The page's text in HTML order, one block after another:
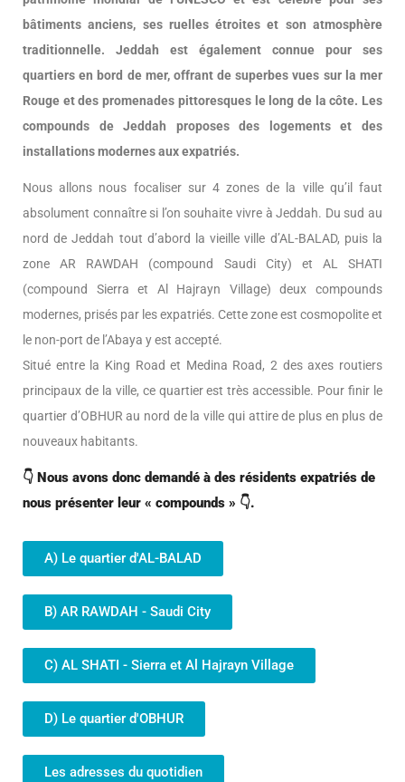
bâtiments anciens, ses ruelles étroites et son atmosphère
traditionnelle. Jeddah est également connue pour ses
quartiers en bord de mer, offrant de superbes vues sur la mer
Rouge et des promenades pittoresques le long de la côte. Les
compounds de Jeddah proposes des logements et des
installations modernes aux expatriés.
Nous allons nous focaliser sur 4 zones de la ville qu’il faut
absolument connaître si l’on souhaite vivre à Jeddah. Du sud au
nord de Jeddah tout d’abord la vieille ville d’AL-BALAD, puis la
zone AR RAWDAH (compound Saudi City) et AL SHATI
(compound Sierra et Al Hajrayn Village) deux compounds
modernes, prisés par les expatriés. Cette zone est cosmopolite et
le non-port de l’Abaya y est accepté.
Situé entre la King Road et Medina Road, 2 des axes routiers
principaux de la ville, ce quartier est très accessible. Pour finir le
quartier d’OBHUR au nord de la ville qui attire de plus en plus de
nouveaux habitants.
👇 Nous avons donc demandé à des résidents expatriés de
nous présenter leur « compounds » 👇.
A) Le quartier d'AL-BALAD
B) AR RAWDAH - Saudi City
C) AL SHATI - Sierra et Al Hajrayn Village
D) Le quartier d'OBHUR
Les adresses du quotidien